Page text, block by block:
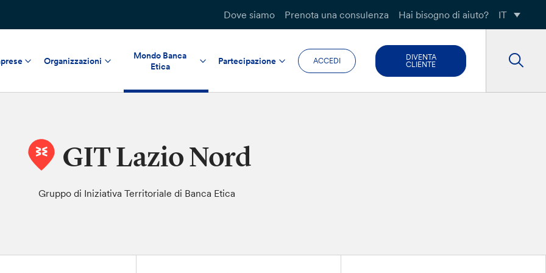
Dove siamo Prenota una consulenza Hai bisogno di aiuto? IT
Organizzazioni
Mondo Banca
Etica
Partecipazione ACCEDI
DIVENTA
CLIENTE
GIT Lazio Nord
Gruppo di Iniziativa Territoriale di Banca Etica